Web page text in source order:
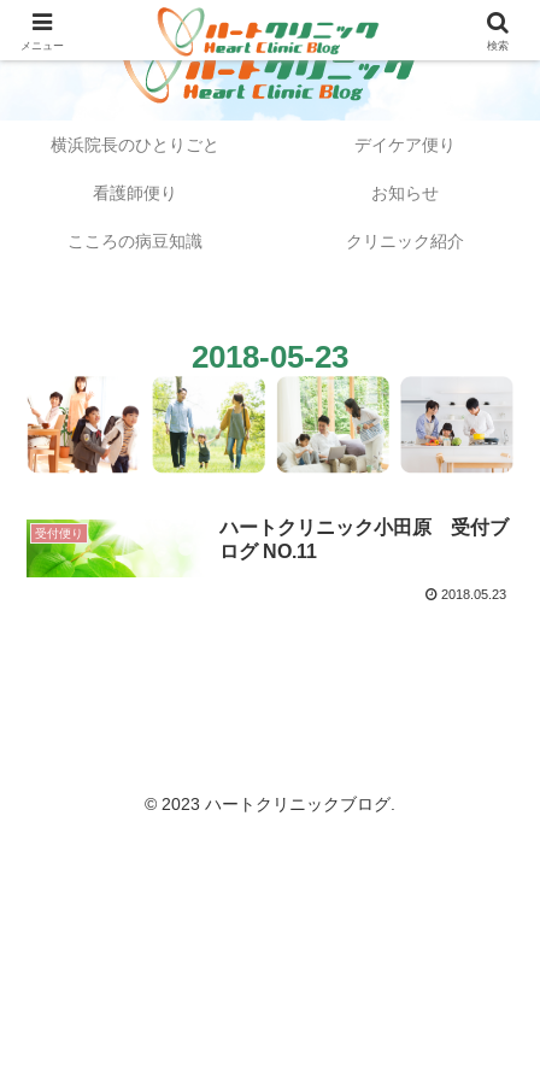
横浜院長のひとりごと デイケア便り
看護師便り お知らせ
こころの病豆知識 クリニック紹介
2018-05-23
受付便り
ハートクリニック小田原 受付ブ
ログ NO.11
2018.05.23
© 2023 ハートクリニックブログ.
メニュー 検索